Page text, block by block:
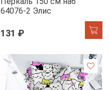
64076-2 Элис
131 ₽